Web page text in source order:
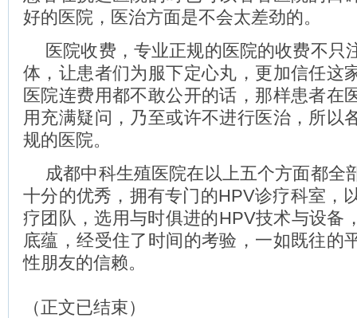
好的医院，医治方面是不会太差劲的。
医院收费，专业正规的医院的收费不只
体，让患者们为服下定心丸，更加信任这
医院连费用都不敢公开的话，那样患者在
用充满疑问，乃至或许不进行医治，所以
规的医院。
成都中科生殖医院在以上五个方面都全
十分的优秀，拥有专门的HPV诊疗科室，
疗团队，选用与时俱进的HPV技术与设备
底蕴，经受住了时间的考验，一如既往的
性朋友的信赖。
（正文已结束）